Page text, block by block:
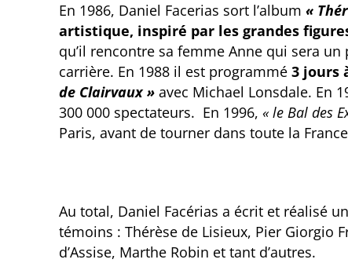
En 1986, Daniel Facerias sort l’album«
artistique, inspiré par les grandes
qu’il rencontre sa femme Anne qui sera
carrière. En 1988 il est programmé3 jours
de Clairvaux » avec Michael Lonsdale. En
300 000 spectateurs. En 1996,« le Bal des
Paris, avant de tourner dans toute la
Au total, Daniel Facérias a écrit et réalisé
témoins : Thérèse de Lisieux, Pier Giorgio
d’Assise, Marthe Robin et tant d’autres.